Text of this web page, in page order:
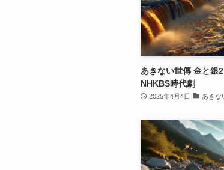
あきない世傳 金と銀
NHKBS時代劇
2025年4月4日 あきな